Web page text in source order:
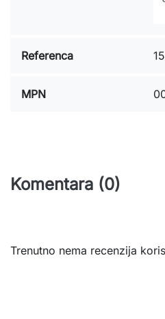
Referenca
MPN
Komentara (0)
Trenutno nema recenzija